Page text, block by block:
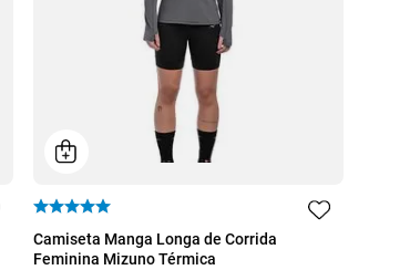
P
Camiseta Manga Longa de Corrida
Feminina Mizuno Térmica